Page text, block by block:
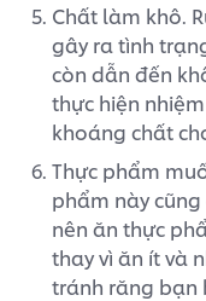
Chất làm khô.
gây ra tình
còn dẫn đến
thực hiện
khoáng chất
Thực phẩm
phẩm này
nên ăn thực
thay vì ăn ít và
tránh răng bạn